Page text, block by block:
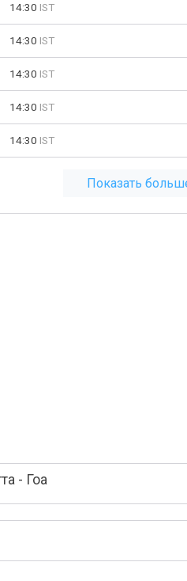
14:30 IST
14:30 IST
14:30 IST
14:30 IST
14:30 IST
Показать
- Гоа